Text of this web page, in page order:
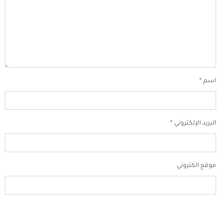
اسم *
البريد الإلكتروني *
موقع الكتروني